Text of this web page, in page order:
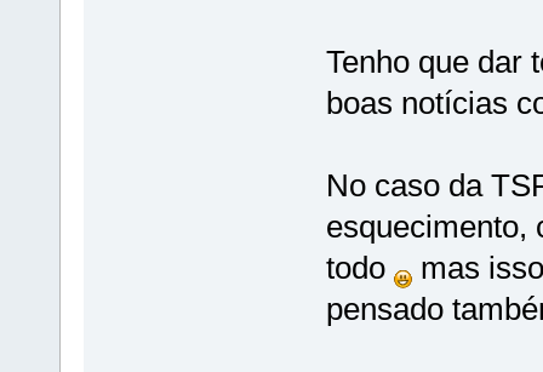
Tenho que dar
boas notícias
No caso da
esquecimento,
todo
mas
pensado